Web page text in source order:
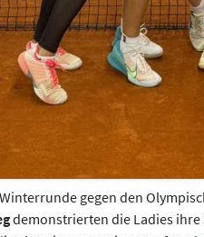
gegen den
demonstrierten die Ladies